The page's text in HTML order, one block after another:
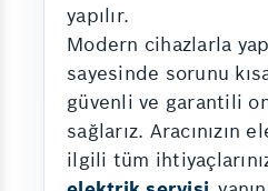
yapılır.
Modern cihazlarla
sayesinde sorunu
güvenli ve garantili
sağlarız. Aracınızın
ilgili tüm